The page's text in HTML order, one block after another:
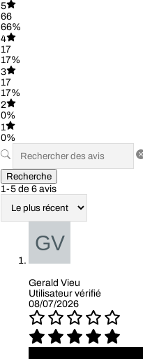
5
66
66%
4
17
17%
3
17
17%
2
0%
1
0%
Recherche
1-5 de 6 avis
Gerald Vieu
Utilisateur vérifié
08/07/2026